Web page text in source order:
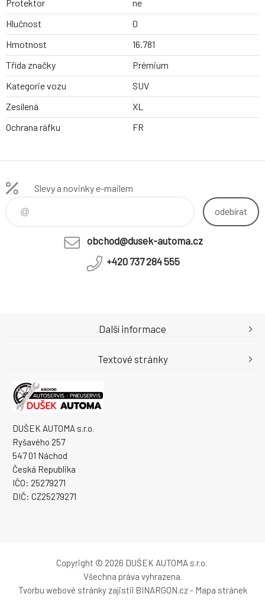
Protektor
ne
Hlučnost
0
Hmotnost
16.781
Třída značky
Prémium
Kategorie vozu
SUV
Zesílená
XL
Ochrana ráfku
FR
Slevy a novinky e-mailem
odebírat
obchod@dusek-automa.cz
+420 737 284 555
DUŠEK AUTOMA s.r.o.
Ryšavého 257
547 01 Náchod
Česká Republika
IČO: 25279271
DIČ: CZ25279271
Další informace
Textové stránky
Copyright © 2026 DUŠEK AUTOMA s.r.o.
Všechna práva vyhrazena.
Tvorbu webové stránkyzajistil BINARGON.cz- Mapa stránek